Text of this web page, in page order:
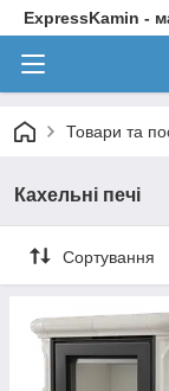
ExpressKamin -
Товари та
Кахельні печі
Сортування